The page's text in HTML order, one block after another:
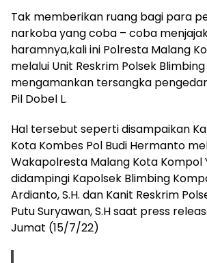
Tak memberikan ruang bagi para
narkoba yang coba – coba
haramnya,kali ini Polresta Malang
melalui Unit Reskrim Polsek
mengamankan tersangka
Pil Dobel L.
Hal tersebut seperti disampaikan
Kota Kombes Pol Budi Hermanto
Wakapolresta Malang Kota Kompol
didampingi Kapolsek Blimbing
Ardianto, S.H. dan Kanit Reskrim
Putu Suryawan, S.H saat press
Jumat (15/7/22)